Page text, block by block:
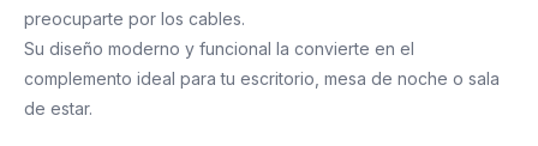
preocuparte por los cables.
Su diseño moderno y funcional la convierte en el
complemento ideal para tu escritorio, mesa de noche o sala
de estar.